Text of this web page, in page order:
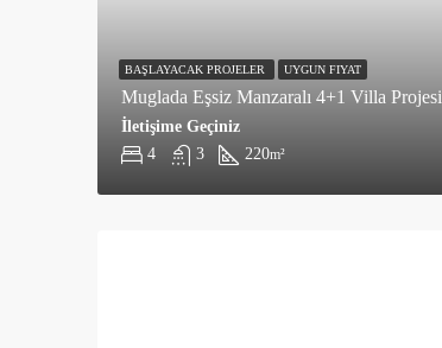
Muglada Eşsiz Manzaralı 4+1 Villa Projesi
4 3 220m²
İletişime Geçiniz
BAŞLAYACAK PROJELER UYGUN FIYAT